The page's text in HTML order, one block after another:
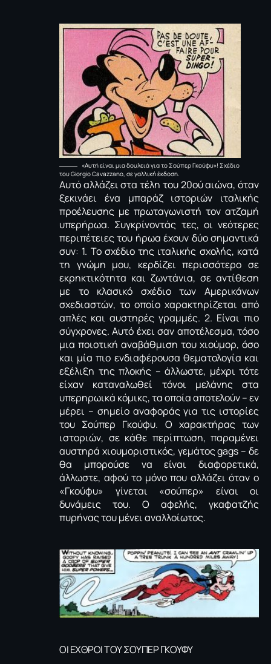
«Αυτή είναι μια δουλειά για το Σούπερ Γκούφυ»! Σχέδιο
του Giorgio Cavazzano, σε γαλλική έκδοση.
Αυτό αλλάζει στα τέλη του 20ού αιώνα, όταν
ξεκινάει ένα μπαράζ ιστοριών ιταλικής
προέλευσης με πρωταγωνιστή τον ατζαμή
υπερήρωα. Συγκρίνοντάς τες, οι νεότερες
περιπέτειες του ήρωα έχουν δύο σημαντικά
συν: 1. Το σχέδιο της ιταλικής σχολής, κατά
τη γνώμη μου, κερδίζει περισσότερο σε
εκρηκτικότητα και ζωντάνια, σε αντίθεση
με το κλασικό σχέδιο των Αμερικάνων
σχεδιαστών, το οποίο χαρακτηρίζεται από
απλές και αυστηρές γραμμές. 2. Είναι πιο
σύγχρονες. Αυτό έχει σαν αποτέλεσμα, τόσο
μια ποιοτική αναβάθμιση του χιούμορ, όσο
και μία πιο ενδιαφέρουσα θεματολογία και
εξέλιξη της πλοκής – άλλωστε, μέχρι τότε
είχαν καταναλωθεί τόνοι μελάνης στα
υπερηρωικά κόμικς, τα οποία αποτελούν – εν
μέρει – σημείο αναφοράς για τις ιστορίες
του Σούπερ Γκούφυ. Ο χαρακτήρας των
ιστοριών, σε κάθε περίπτωση, παραμένει
αυστηρά χιουμοριστικός, γεμάτος gags – δε
θα μπορούσε να είναι διαφορετικά,
άλλωστε, αφού το μόνο που αλλάζει όταν ο
«Γκούφυ» γίνεται «σούπερ» είναι οι
δυνάμεις του. Ο αφελής, γκαφατζής
πυρήνας του μένει αναλλοίωτος.
ΟΙ ΕΧΘΡΟΙ ΤΟΥ ΣΟΥΠΕΡ ΓΚΟΥΦΥ